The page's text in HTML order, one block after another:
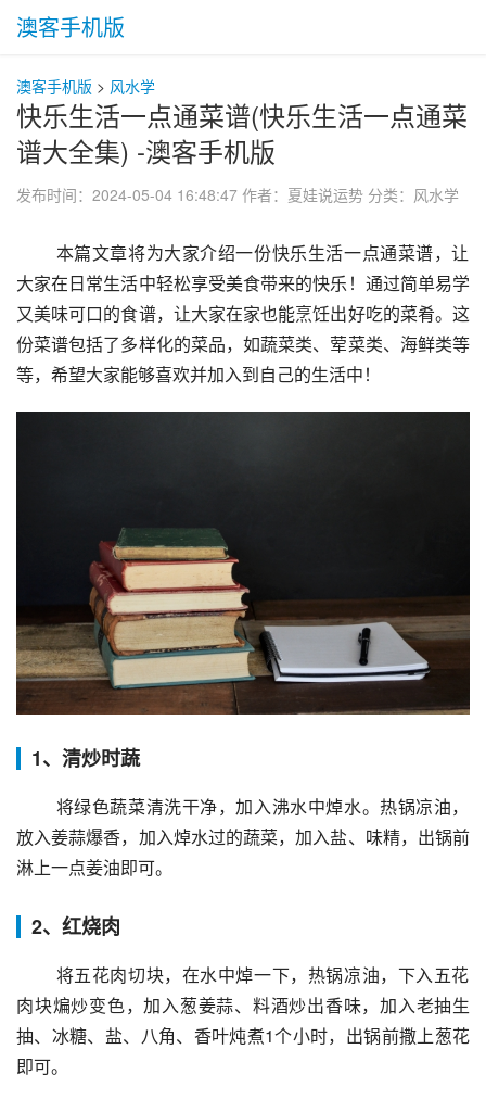
澳客手机版
澳客手机版 > 风水学
快乐生活一点通菜谱(快乐生活一点通菜
谱大全集) -澳客手机版
发布时间：2024-05-04 16:48:47 作者：夏娃说运势 分类： 风水学
大家在日常生活中轻松享受美食带来的快乐！通过简单易学
又美味可口的食谱，让大家在家也能烹饪出好吃的菜肴。这
份菜谱包括了多样化的菜品，如蔬菜类、荤菜类、海鲜类等
等，希望大家能够喜欢并加入到自己的生活中！
1、清炒时蔬
放入姜蒜爆香，加入焯水过的蔬菜，加入盐、味精，出锅前
淋上一点姜油即可。
2、红烧肉
肉块煸炒变色，加入葱姜蒜、料酒炒出香味，加入老抽生
抽、冰糖、盐、八角、香叶炖煮1个小时，出锅前撒上葱花
即可。